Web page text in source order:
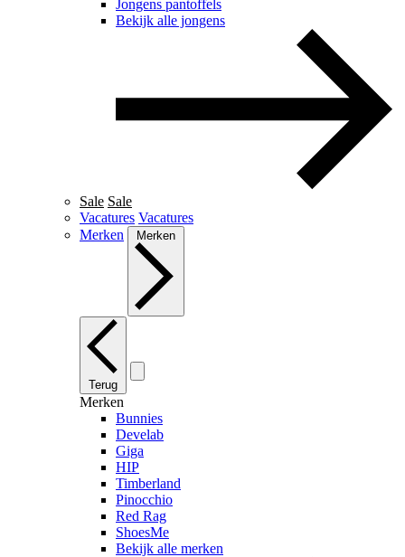
Jongens pantoffels
Bekijk alle jongens
Sale Sale
Vacatures Vacatures
Merken
Merken
Terug
Merken
Bunnies
Develab
Giga
HIP
Timberland
Pinocchio
Red Rag
ShoesMe
Bekijk alle merken